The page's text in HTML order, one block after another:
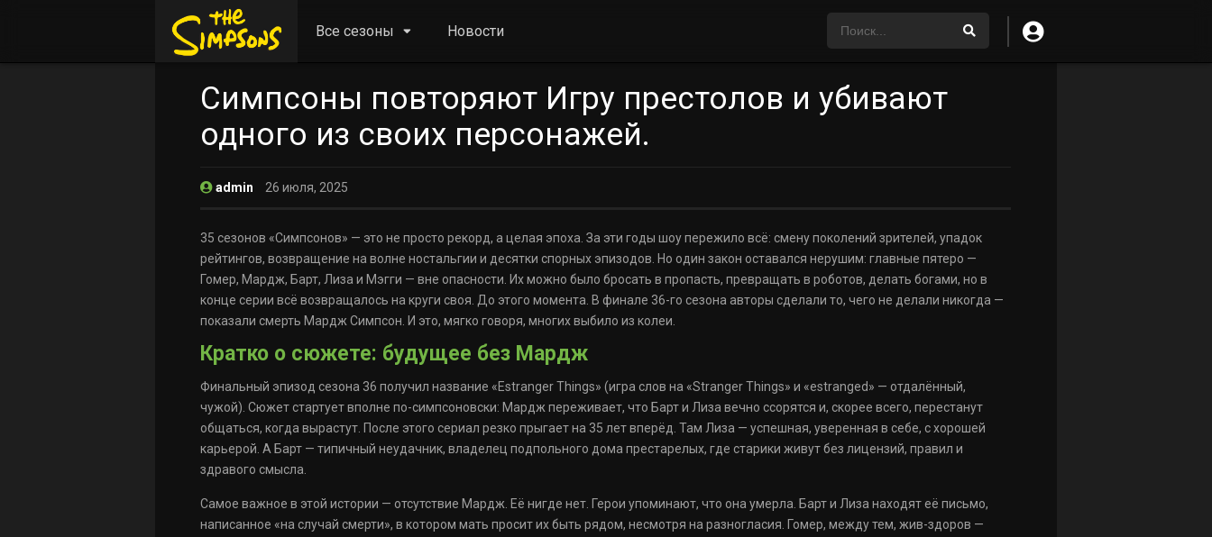
Все сезоны Новости
Симпсоны повторяют Игру престолов и убивают
одного из своих персонажей.
admin 26 июля, 2025
35 сезонов «Симпсонов» — это не просто рекорд, а целая эпоха. За эти годы шоу пережило всё: смену поколений зрителей, упадок
рейтингов, возвращение на волне ностальгии и десятки спорных эпизодов. Но один закон оставался нерушим: главные пятеро —
Гомер, Мардж, Барт, Лиза и Мэгги — вне опасности. Их можно было бросать в пропасть, превращать в роботов, делать богами, но в
конце серии всё возвращалось на круги своя. До этого момента. В финале 36-го сезона авторы сделали то, чего не делали никогда —
показали смерть Мардж Симпсон. И это, мягко говоря, многих выбило из колеи.
Кратко о сюжете: будущее без Мардж
Финальный эпизод сезона 36 получил название «Estranger Things» (игра слов на «Stranger Things» и «estranged» — отдалённый,
чужой). Сюжет стартует вполне по-симпсоновски: Мардж переживает, что Барт и Лиза вечно ссорятся и, скорее всего, перестанут
общаться, когда вырастут. После этого сериал резко прыгает на 35 лет вперёд. Там Лиза — успешная, уверенная в себе, с хорошей
карьерой. А Барт — типичный неудачник, владелец подпольного дома престарелых, где старики живут без лицензий, правил и
здравого смысла.
Самое важное в этой истории — отсутствие Мардж. Её нигде нет. Герои упоминают, что она умерла. Барт и Лиза находят её письмо,
написанное «на случай смерти», в котором мать просит их быть рядом, несмотря на разногласия. Гомер, между тем, жив-здоров —